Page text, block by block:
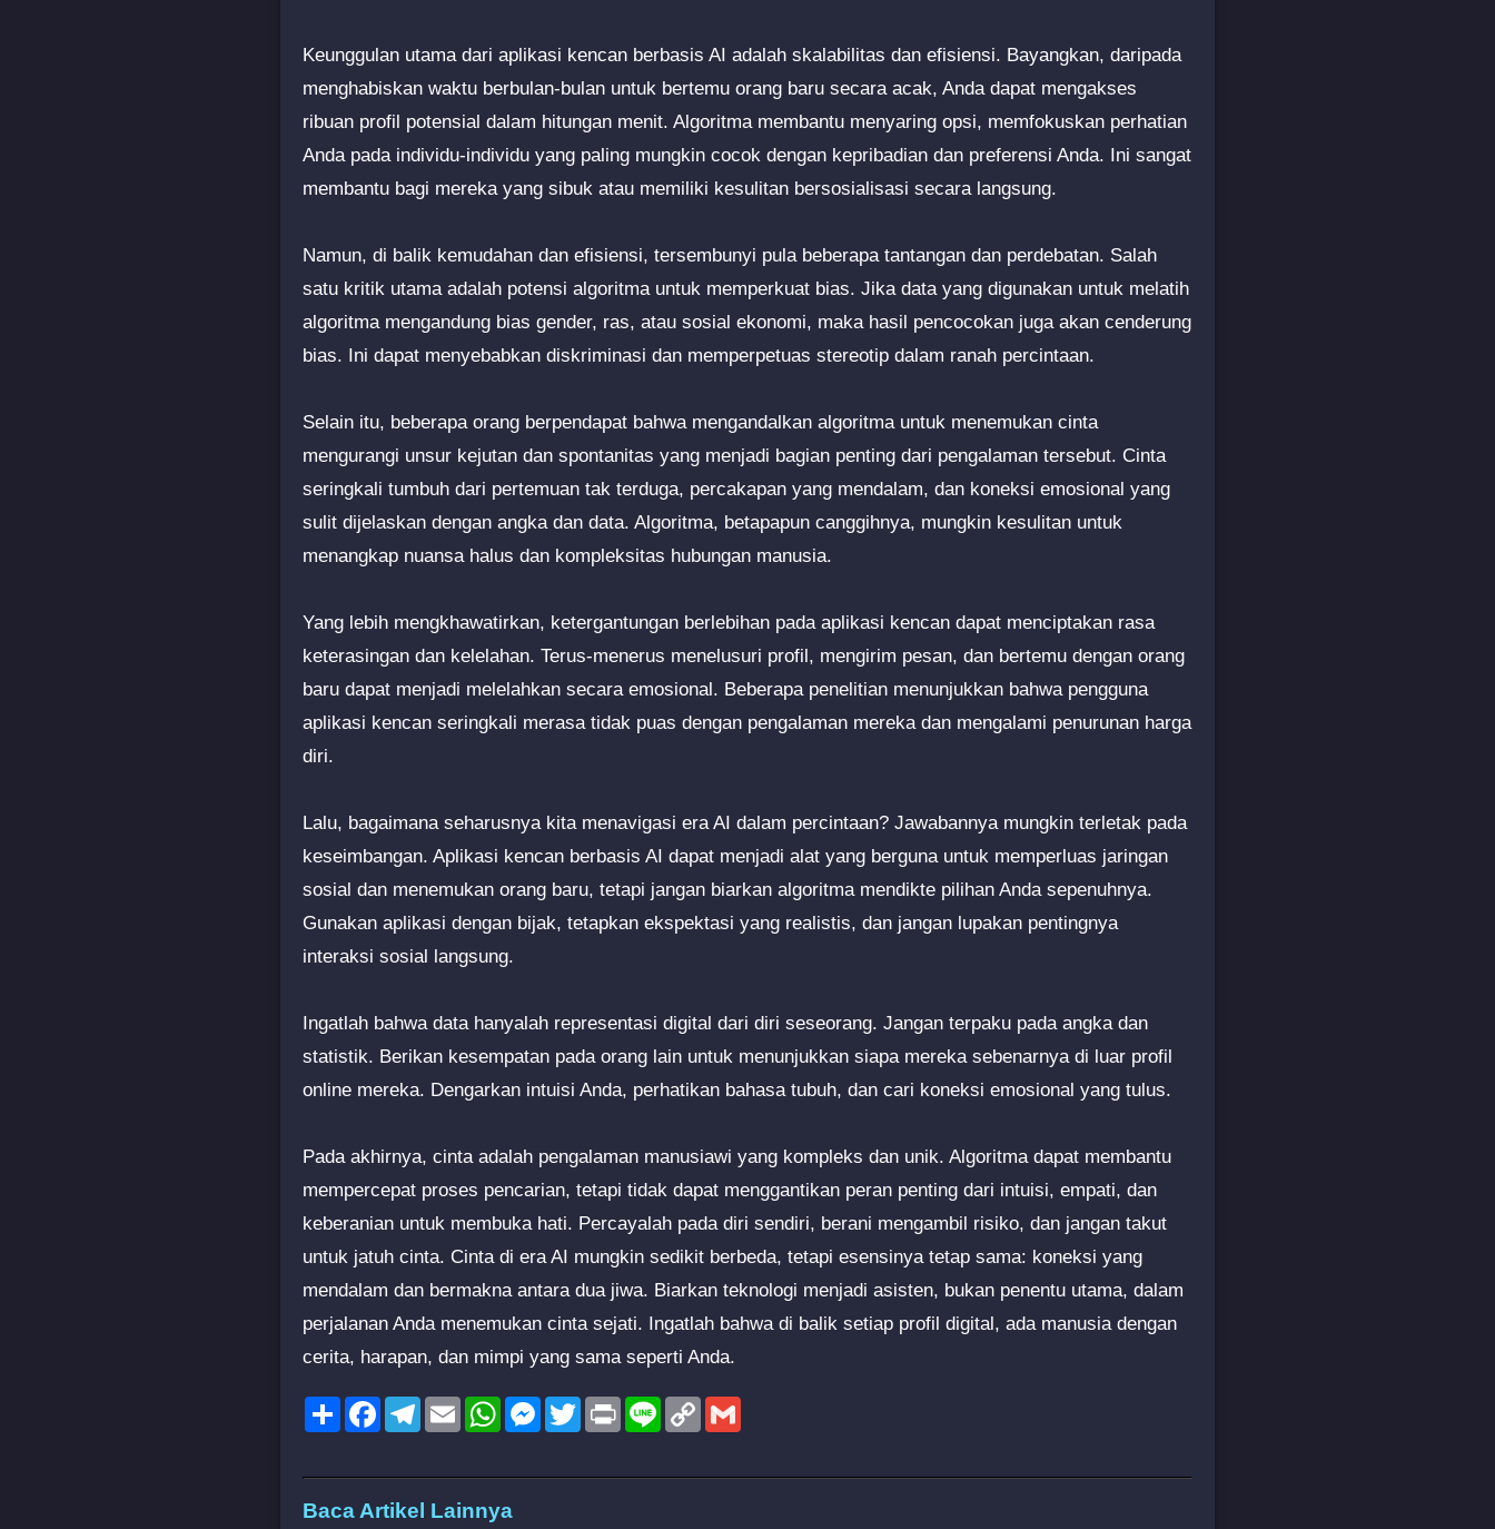
Keunggulan utama dari aplikasi kencan berbasis AI adalah skalabilitas dan efisiensi. Bayangkan, daripada
menghabiskan waktu berbulan-bulan untuk bertemu orang baru secara acak, Anda dapat mengakses
ribuan profil potensial dalam hitungan menit. Algoritma membantu menyaring opsi, memfokuskan perhatian
Anda pada individu-individu yang paling mungkin cocok dengan kepribadian dan preferensi Anda. Ini sangat
membantu bagi mereka yang sibuk atau memiliki kesulitan bersosialisasi secara langsung.
Namun, di balik kemudahan dan efisiensi, tersembunyi pula beberapa tantangan dan perdebatan. Salah
satu kritik utama adalah potensi algoritma untuk memperkuat bias. Jika data yang digunakan untuk melatih
algoritma mengandung bias gender, ras, atau sosial ekonomi, maka hasil pencocokan juga akan cenderung
bias. Ini dapat menyebabkan diskriminasi dan memperpetuas stereotip dalam ranah percintaan.
Selain itu, beberapa orang berpendapat bahwa mengandalkan algoritma untuk menemukan cinta
mengurangi unsur kejutan dan spontanitas yang menjadi bagian penting dari pengalaman tersebut. Cinta
seringkali tumbuh dari pertemuan tak terduga, percakapan yang mendalam, dan koneksi emosional yang
sulit dijelaskan dengan angka dan data. Algoritma, betapapun canggihnya, mungkin kesulitan untuk
menangkap nuansa halus dan kompleksitas hubungan manusia.
Yang lebih mengkhawatirkan, ketergantungan berlebihan pada aplikasi kencan dapat menciptakan rasa
keterasingan dan kelelahan. Terus-menerus menelusuri profil, mengirim pesan, dan bertemu dengan orang
baru dapat menjadi melelahkan secara emosional. Beberapa penelitian menunjukkan bahwa pengguna
aplikasi kencan seringkali merasa tidak puas dengan pengalaman mereka dan mengalami penurunan harga
diri.
Lalu, bagaimana seharusnya kita menavigasi era AI dalam percintaan? Jawabannya mungkin terletak pada
keseimbangan. Aplikasi kencan berbasis AI dapat menjadi alat yang berguna untuk memperluas jaringan
sosial dan menemukan orang baru, tetapi jangan biarkan algoritma mendikte pilihan Anda sepenuhnya.
Gunakan aplikasi dengan bijak, tetapkan ekspektasi yang realistis, dan jangan lupakan pentingnya
interaksi sosial langsung.
Ingatlah bahwa data hanyalah representasi digital dari diri seseorang. Jangan terpaku pada angka dan
statistik. Berikan kesempatan pada orang lain untuk menunjukkan siapa mereka sebenarnya di luar profil
online mereka. Dengarkan intuisi Anda, perhatikan bahasa tubuh, dan cari koneksi emosional yang tulus.
Pada akhirnya, cinta adalah pengalaman manusiawi yang kompleks dan unik. Algoritma dapat membantu
mempercepat proses pencarian, tetapi tidak dapat menggantikan peran penting dari intuisi, empati, dan
keberanian untuk membuka hati. Percayalah pada diri sendiri, berani mengambil risiko, dan jangan takut
untuk jatuh cinta. Cinta di era AI mungkin sedikit berbeda, tetapi esensinya tetap sama: koneksi yang
mendalam dan bermakna antara dua jiwa. Biarkan teknologi menjadi asisten, bukan penentu utama, dalam
perjalanan Anda menemukan cinta sejati. Ingatlah bahwa di balik setiap profil digital, ada manusia dengan
cerita, harapan, dan mimpi yang sama seperti Anda.
ShareFacebookTelegram
EmailWhatsAppMessenger
TwitterPrint Line Copy
Link
Baca Artikel Lainnya